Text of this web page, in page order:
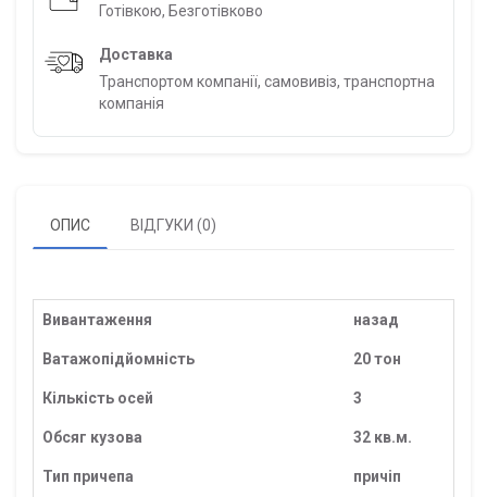
Готівкою, Безготівково
Доставка
Транспортом компанії, самовивіз, транспортна
компанія
ОПИС ВІДГУКИ (0)
Вивантаження назад
Ватажопідйомність 20 тон
Кількість осей 3
Обсяг кузова 32 кв.м.
Тип причепа причіп